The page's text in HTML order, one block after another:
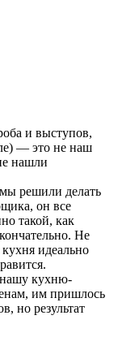
и выступов,
— это не наш
нашли
решили делать
он все
такой, как
Не
идеально
нашу кухню-
им пришлось
но результат